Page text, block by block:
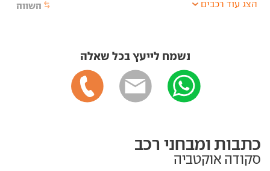
השווה הצג עוד רכבים
נשמח לייעץ בכל שאלה
כתבות ומבחני רכב
סקודה אוקטביה